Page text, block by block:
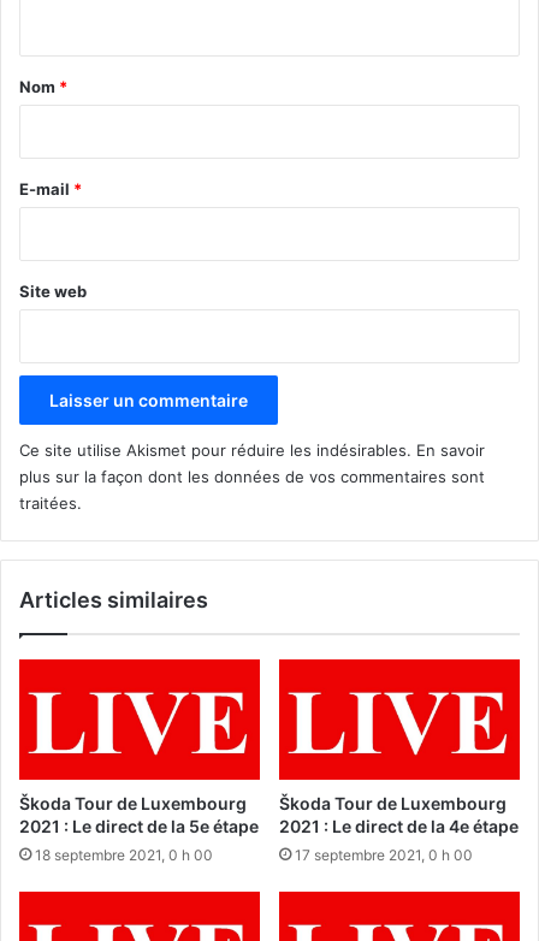
a
e
Nom *
E-mail *
Site web
Ce site utilise Akismet pour réduire les indésirables. En savoir
plus sur la façon dont les données de vos commentaires sont
traitées.
Articles similaires
Škoda Tour de Luxembourg
2021 : Le direct de la 5e étape
18 septembre 2021, 0 h 00
Škoda Tour de Luxembourg
2021 : Le direct de la 4e étape
17 septembre 2021, 0 h 00